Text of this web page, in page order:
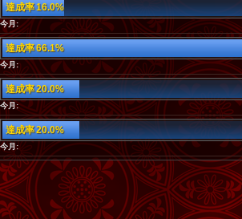
達成率 16.0%
今月:
達成率 66.1%
今月:
達成率 20.0%
今月:
達成率 20.0%
今月: